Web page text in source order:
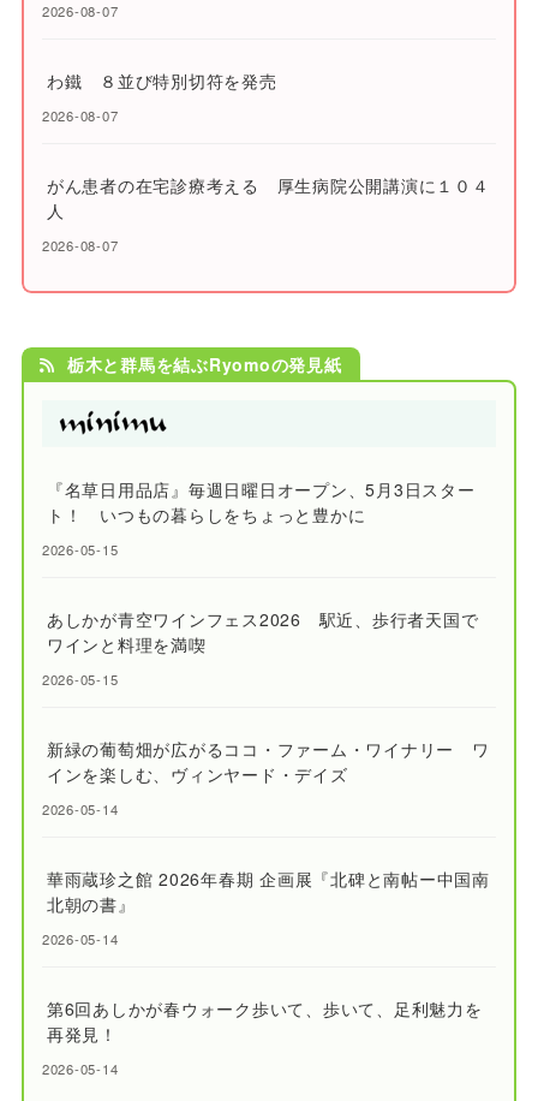
2026-08-07
わ鐵 ８並び特別切符を発売
2026-08-07
がん患者の在宅診療考える 厚生病院公開講演に１０４
人
2026-08-07
栃木と群馬を結ぶRyomoの発見紙
『名草日用品店』毎週日曜日オープン、5月3日スター
ト！ いつもの暮らしをちょっと豊かに
2026-05-15
あしかが青空ワインフェス2026 駅近、歩行者天国で
ワインと料理を満喫
2026-05-15
新緑の葡萄畑が広がるココ・ファーム・ワイナリー ワ
インを楽しむ、ヴィンヤード・デイズ
2026-05-14
華雨蔵珍之館 2026年春期 企画展『北碑と南帖ー中国南
北朝の書』
2026-05-14
第6回あしかが春ウォーク歩いて、歩いて、足利魅力を
再発見！
2026-05-14